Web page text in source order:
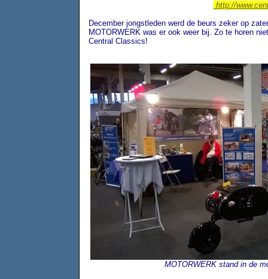
http://
December jongstleden werd de beurs zeker op
MOTORWERK was er ook weer bij. Zo te horen
Central Classics!
MOTORWERK stand in de